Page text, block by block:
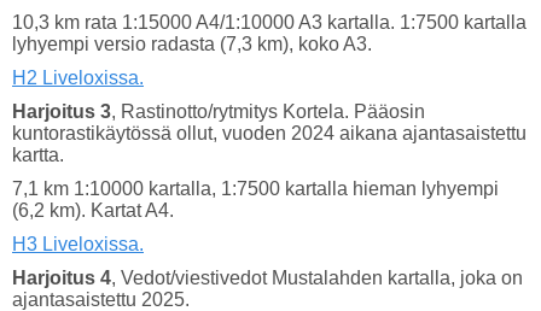
10,3 km rata 1:15000 A4/1:10000 A3 kartalla. 1:7500 kartalla
lyhyempi versio radasta (7,3 km), koko A3.
H2 Liveloxissa.
Harjoitus 3, Rastinotto/rytmitys Kortela. Pääosin
kuntorastikäytössä ollut, vuoden 2024 aikana ajantasaistettu
kartta.
7,1 km 1:10000 kartalla, 1:7500 kartalla hieman lyhyempi
(6,2 km). Kartat A4.
H3 Liveloxissa.
Harjoitus 4, Vedot/viestivedot Mustalahden kartalla, joka on
ajantasaistettu 2025.